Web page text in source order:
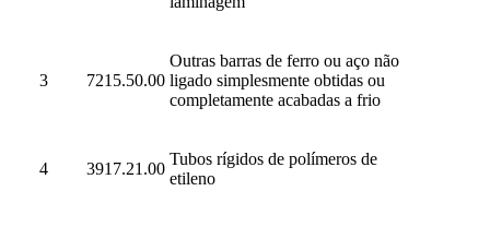
3 7215.50.00
Outras barras de ferro ou aço não
ligado simplesmente obtidas ou
completamente acabadas a frio
4 3917.21.00
Tubos rígidos de polímeros de
etileno